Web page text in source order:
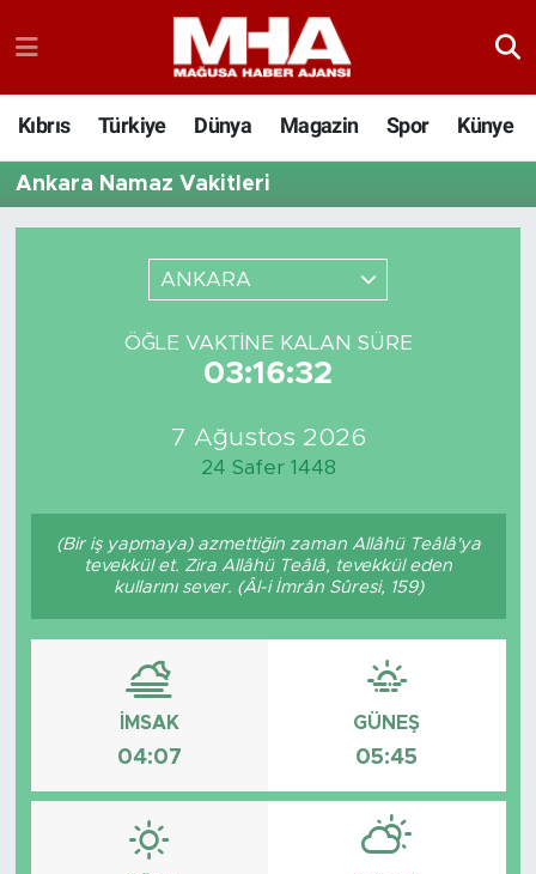
Kıbrıs Türkiye Dünya Magazin Spor Künye
Ankara Namaz Vakitleri
ANKARA
ÖĞLE VAKTINE KALAN SÜRE
03:16:32
7 Ağustos 2026
24 Safer 1448
(Bir iş yapmaya) azmettiğin zaman Allâhü Teâlâ'ya
tevekkül et. Zira Allâhü Teâlâ, tevekkül eden
kullarını sever. (Âl-i İmrân Sûresi, 159)
İMSAK
04:07
GÜNEŞ
05:45